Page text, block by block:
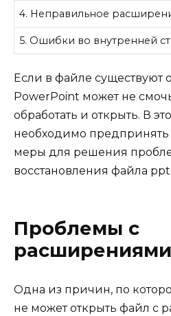
4. Неправильное
5. Ошибки во внутренней
Если в файле существуют
PowerPoint может не
обработать и открыть. В
необходимо
меры для решения
восстановления файла
Проблемы с
Одна из причин, по
не может открыть файл с